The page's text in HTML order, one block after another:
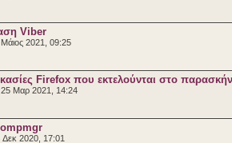
Viber
2021, 09:25
Firefox που εκτελούνται στο
Μαρ 2021, 14:24
Δεκ 2020, 17:01